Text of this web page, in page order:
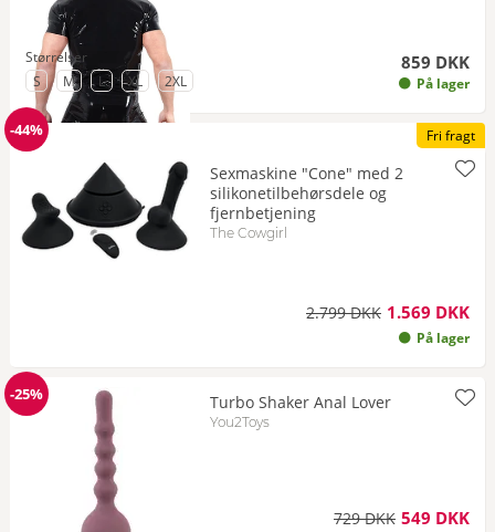
859 DKK
På lager
Størrelser
til Størrelse
S til Størrelse
M til Størrelse
L til Størrelse
XL til Størrelse
2XL
Fri fragt
Rabat
-44%
Sexmaskine "Cone" med 2
silikonetilbehørsdele og
fjernbetjening
The Cowgirl
2.799 DKK 1.569 DKK
På lager
Rabat
-25% Turbo Shaker Anal Lover
You2Toys
729 DKK 549 DKK